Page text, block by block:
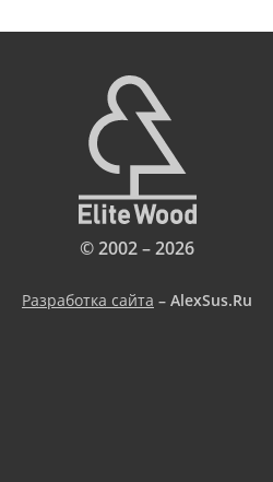
© 2002 – 2026
Разработка сайта – AlexSus.Ru